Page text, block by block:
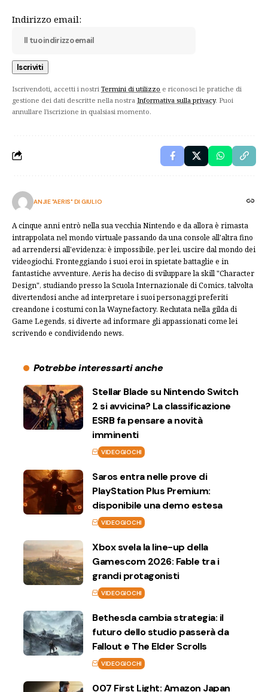
Indirizzo email:
Iscrivendoti, accetti i nostri Termini di utilizzo e riconosci le pratiche di
gestione dei dati descritte nella nostra Informativa sulla privacy. Puoi
annullare l'iscrizione in qualsiasi momento.
ANJIE "AERIS" DI GIULIO
A cinque anni entrò nella sua vecchia Nintendo e da allora è rimasta
intrappolata nel mondo virtuale passando da una console all'altra fino
ad arrendersi all'evidenza: è impossibile, per lei, uscire dal mondo dei
videogiochi. Fronteggiando i suoi eroi in spietate battaglie e in
fantastiche avventure, Aeris ha deciso di sviluppare la skill "Character
Design", studiando presso la Scuola Internazionale di Comics, talvolta
divertendosi anche ad interpretare i suoi personaggi preferiti
creandone i costumi con la Waynefactory. Reclutata nella gilda di
Game Legends, si diverte ad informare gli appassionati come lei
scrivendo e condividendo news.
Potrebbe interessarti anche
Stellar Blade su Nintendo Switch
2 si avvicina? La classificazione
ESRB fa pensare a novità
imminenti
VIDEOGIOCHI
Saros entra nelle prove di
PlayStation Plus Premium:
disponibile una demo estesa
VIDEOGIOCHI
Xbox svela la line-up della
Gamescom 2026: Fable tra i
grandi protagonisti
VIDEOGIOCHI
Bethesda cambia strategia: il
futuro dello studio passerà da
Fallout e The Elder Scrolls
VIDEOGIOCHI
007 First Light: Amazon Japan